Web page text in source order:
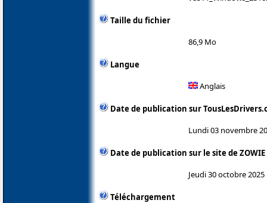
Taille du fichier
86,9 Mo
Langue
Anglais
Date de publication sur
Lundi 03 novembre
Date de publication sur le site de ZOWIE
Jeudi 30 octobre 2025
Téléchargement